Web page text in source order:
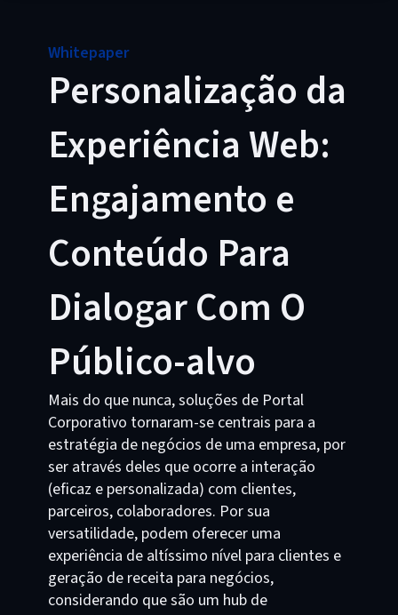
Whitepaper
Personalização da
Experiência Web:
Engajamento e
Conteúdo Para
Dialogar Com O
Público-alvo
Mais do que nunca, soluções de Portal
Corporativo tornaram-se centrais para a
estratégia de negócios de uma empresa, por
ser através deles que ocorre a interação
(eficaz e personalizada) com clientes,
parceiros, colaboradores. Por sua
versatilidade, podem oferecer uma
experiência de altíssimo nível para clientes e
geração de receita para negócios,
considerando que são um hub de